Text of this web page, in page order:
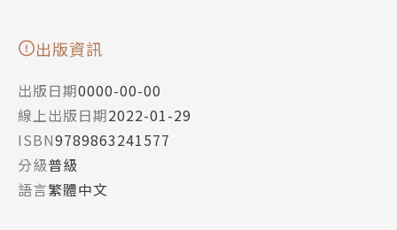
出版資訊
出版日期0000-00-00
線上出版日期2022-01-29
ISBN9789863241577
分級普級
語言繁體中文